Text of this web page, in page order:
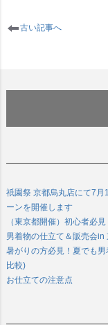
古い記事へ
祇園祭 京都烏丸店にて7
ーンを開催します
（東京都開催）初心者必
男着物の仕立て＆販売会in
暑がりの方必見！夏でも
比較)
お仕立ての注意点